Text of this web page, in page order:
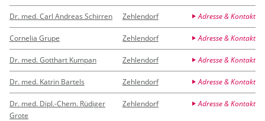
Dr. med. Carl Andreas Schirren Zehlendorf Adresse & Kontakt
Cornelia Grupe Zehlendorf Adresse & Kontakt
Dr. med. Gotthart Kumpan Zehlendorf Adresse & Kontakt
Dr. med. Katrin Bartels Zehlendorf Adresse & Kontakt
Dr. med. Dipl.-Chem. Rüdiger
Grote
Zehlendorf Adresse & Kontakt